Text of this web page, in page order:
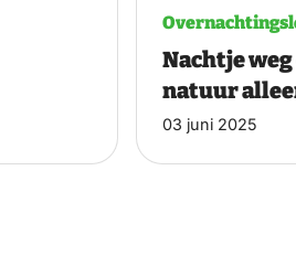
Nachtje weg
natuur
03 juni 2025